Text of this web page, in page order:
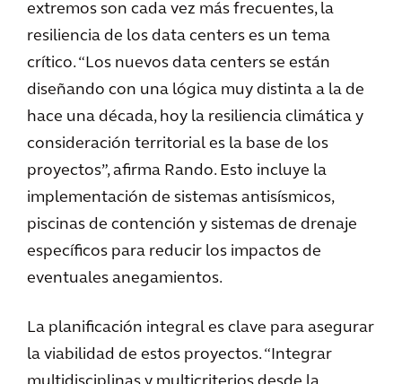
extremos son cada vez más frecuentes, la
resiliencia de los data centers es un tema
crítico. “Los nuevos data centers se están
diseñando con una lógica muy distinta a la de
hace una década, hoy la resiliencia climática y
consideración territorial es la base de los
proyectos”, afirma Rando. Esto incluye la
implementación de sistemas antisísmicos,
piscinas de contención y sistemas de drenaje
específicos para reducir los impactos de
eventuales anegamientos.
La planificación integral es clave para asegurar
la viabilidad de estos proyectos. “Integrar